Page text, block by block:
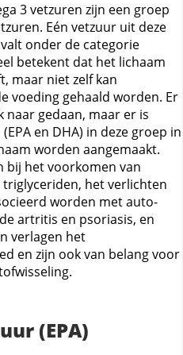
3 vetzuren zijn een groep
Eén vetzuur uit deze
onder de categorie
betekent dat het lichaam
maar niet zelf kan
voeding gehaald worden. Er
naar gedaan, maar er is
en DHA) in deze groep in
worden aangemaakt.
bij het voorkomen van
het verlichten
worden met auto-
artritis en psoriasis, en
verlagen het
en zijn ook van belang voor
(EPA)